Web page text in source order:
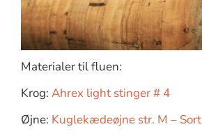
Materialer til fluen:
Krog: Ahrex light stinger # 4
Øjne: Kuglekædeøjne str. M – Sort